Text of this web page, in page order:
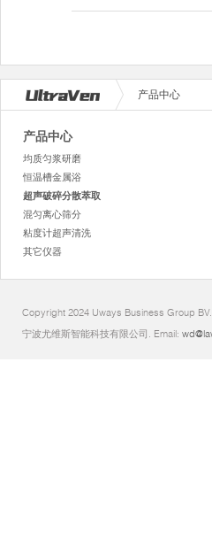
产品中心
产品中心
均质匀浆研磨
恒温槽金属浴
超声破碎分散萃取
混匀离心筛分
粘度计超声清洗
其它仪器
Copyright 2024 Uways Business Group
宁波尤维斯智能科技有限公司. Email: